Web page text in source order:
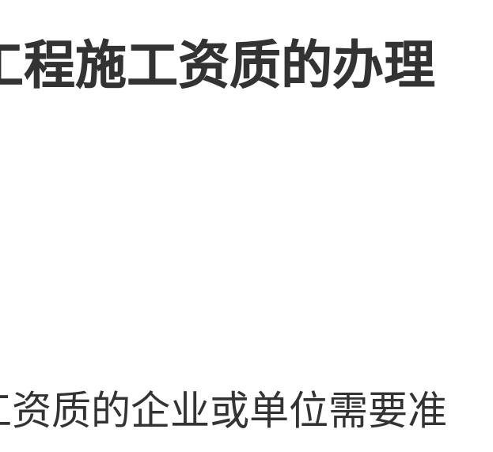
程施工资质的办理
质的企业或单位需要准